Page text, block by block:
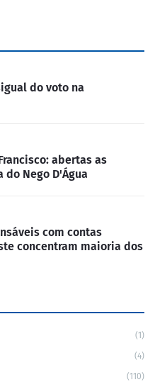
do voto na
abertas as
do Nego D'Água
com contas
concentram maioria dos
(1)
(4)
(110)